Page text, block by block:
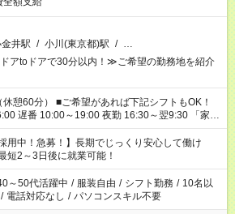
井駅 / 小川(東京都)駅 / …
アtoドアで30分以内！≫ご希望の勤務地を紹介
あれば下記シフトもOK！
遅番 10:00～19:00 夜勤 16:30～翌9:30 「家族
たい」 「余裕を持って夕飯の準備がしたい」
はしたくない」 など、ご希望を教えてください
お仕事の勤務時間が 合計で週40時間を超える場
せん。
用中！急募！】長期でじっくり安心して働け
短2～3日後に就業可能！
～50代活躍中 / 服装自由 / シフト勤務 / 10名以
/ 電話対応なし / パソコンスキル不要